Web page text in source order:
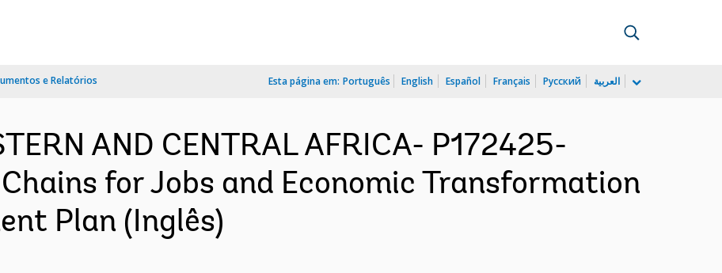
e Relatórios Esta página em: Português English Español Français Русский العربية
AND CENTRAL AFRICA- P172425-
for Jobs and Economic Transformation
Plan (Inglês)